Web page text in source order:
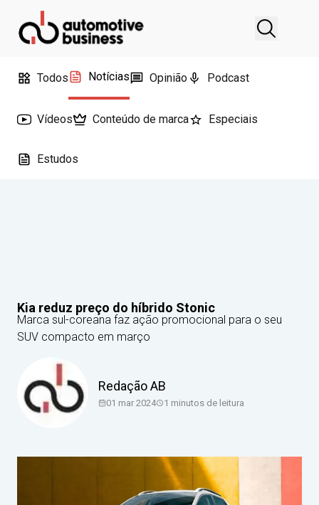
Todos Notícias Opinião Podcast
Vídeos Conteúdo de marca Especiais
Estudos
Kia reduz preço do híbrido Stonic
Marca sul-coreana faz ação promocional para o seu
SUV compacto em março
Redação AB
01 mar 2024 1 minutos de leitura